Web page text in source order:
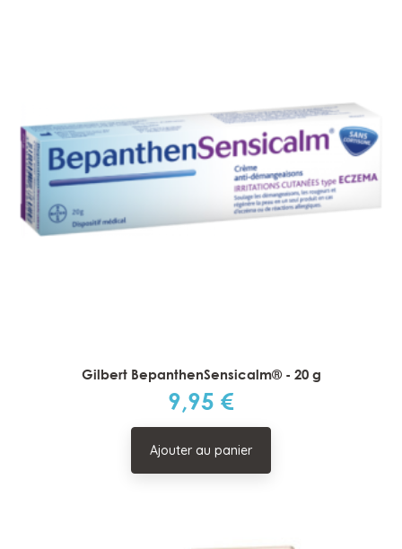
Gilbert BepanthenSensicalm® - 20 g
Prix
9,95 €
Ajouter au panier